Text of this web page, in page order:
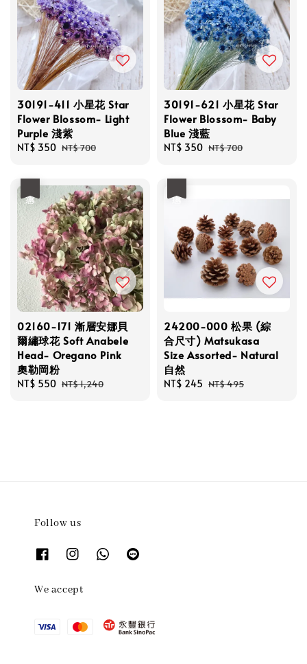
30191-411 小星花 Star
Flower Blossom- Light
Purple 淺紫
Sale
NT$ 350 Regular
NT$ 700
30191-621 小星花 Star
Flower Blossom- Baby
Blue 淺藍
Sale
NT$ 350 Regular
NT$ 700
02160-171 漸層安娜貝
爾繡球花 Soft Anabele
Head- Oregano Pink
奧勒岡粉
Sale
NT$ 550 Regular
NT$ 1,240
24200-000 松果 (綜
合尺寸) Matsukasa
Size Assorted- Natural
自然
Sale
NT$ 245 Regular
NT$ 495
Follow us
We accept